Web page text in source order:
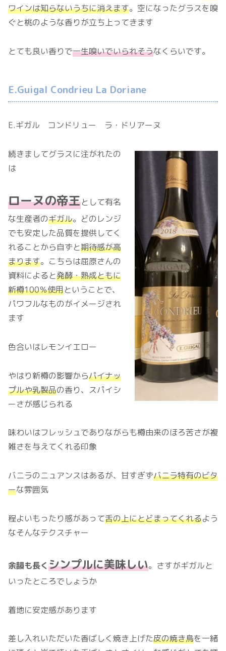
ワインは知らないうちに消えます。空になったグラスを嗅
ぐと桃のような香りが立ち上ってきます
とても良い香りで一生嗅いでいられそうなくらいです。
E.Guigal Condrieu La Doriane
E.ギガル コンドリュー ラ・ドリアーヌ
続きましてグラスに注がれたの
は
ローヌの帝王として有名
な生産者のギガル。どのレンジ
でも安定した品質を提供してく
れることから自ずと期待感が高
まります。こちらは屈原さんの
資料によると発酵・熟成ともに
新樽100％使用ということで、
パワフルなものがイメージされ
ます
色合いはレモンイエロー
やはり新樽の影響からパイナッ
プルや乳製品の香り、スパイシ
ーさが感じられる
味わいはフレッシュでありながらも樽由来のほろ苦さが複
雑さを与えてくれる印象
バニラのニュアンスはあるが、甘すぎずバニラ特有のビタ
ーな雰囲気
程よいもったり感があって舌の上にとどまってくれるよう
なそんなテクスチャー
余韻も長くシンプルに美味しい。さすがギガルと
いったところでしょうか
着地に安定感があります
差し入れいただいた香ばしく焼き上げた皮の焼き鳥を一緒